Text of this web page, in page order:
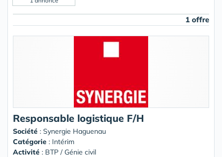
1 offre
Responsable logistique F/H
Société : Synergie Haguenau
Catégorie : Intérim
Activité : BTP / Génie civil